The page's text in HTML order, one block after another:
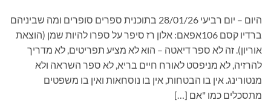
היום – יום רביעי 28/01/26 בתוכנית ספרים סופרים ומה שביניהם
ברדיו קסם 106אפאם: אלון רז סיפר על ספרו להיות שמן (הוצאת
אוריון). זה לא ספר דיאטה – הוא לא מציע תפריטים, לא מדריך
להרזיה, לא מניפסט לאורח חיים בריא, לא ספר השראה ולא
מנטורינג. אין בו הבטחות, אין בו נוסחאות ואין בו משפטים
מתסכלים כמו "אם […]